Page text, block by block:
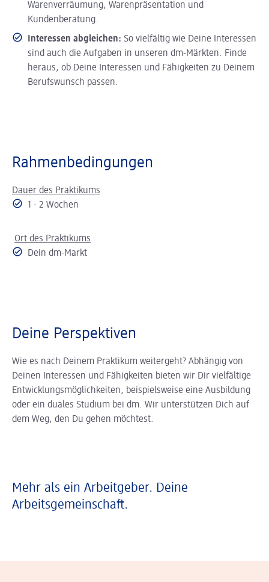
Warenverräumung, Warenpräsentation und
Kundenberatung.
Interessen abgleichen: So vielfältig wie Deine Interessen
sind auch die Aufgaben in unseren dm-Märkten. Finde
heraus, ob Deine Interessen und Fähigkeiten zu Deinem
Berufswunsch passen.
Rahmenbedingungen
Dauer des Praktikums
1 - 2 Wochen
Ort des Praktikums
Dein dm-Markt
Deine Perspektiven
Wie es nach Deinem Praktikum weitergeht? Abhängig von
Deinen Interessen und Fähigkeiten bieten wir Dir vielfältige
Entwicklungsmöglichkeiten, beispielsweise eine Ausbildung
oder ein duales Studium bei dm. Wir unterstützen Dich auf
dem Weg, den Du gehen möchtest.
Mehr als ein Arbeitgeber. Deine
Arbeitsgemeinschaft.